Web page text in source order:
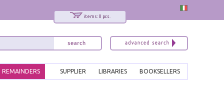
items: 0 pcs.
BOOKSELLERS
LIBRARIES
SUPPLIER
REMAINDERS